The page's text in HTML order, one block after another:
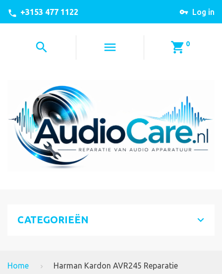
Log in
+3153 477 1122
0
CATEGORIEËN
Home Harman Kardon AVR245 Reparatie